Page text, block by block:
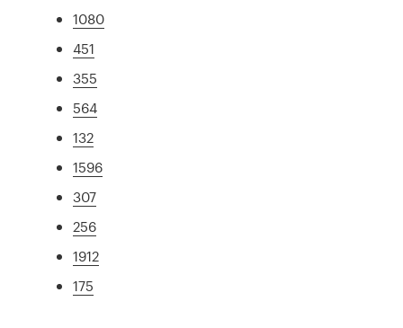
1080
451
355
564
132
1596
307
256
1912
175